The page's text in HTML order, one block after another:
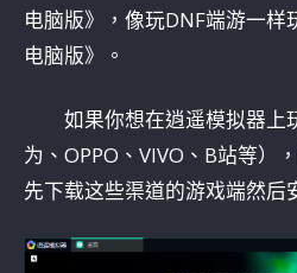
电脑版》，像玩DNF端游一
电脑版》。
如果你想在逍遥模拟器上
为、OPPO、VIVO、B站等）
先下载这些渠道的游戏端然后